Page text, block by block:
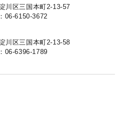
川区三国本町2-13-57
06-6150-3672
川区三国本町2-13-58
06-6396-1789